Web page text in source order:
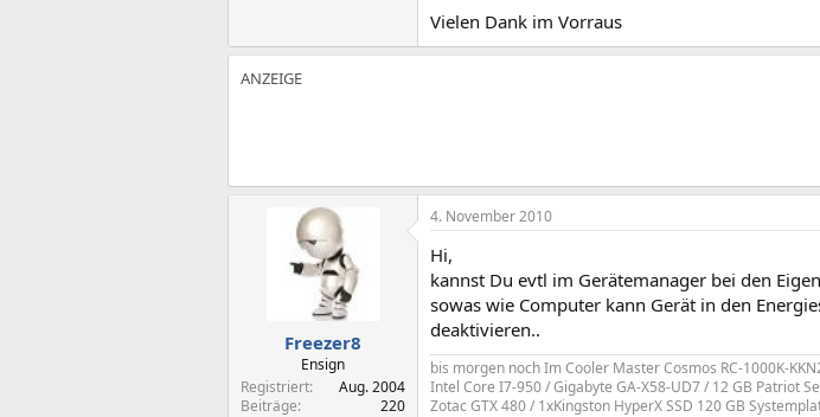
Vielen Dank im Vorraus
Freezer8
Ensign
Registriert
Aug. 2004
Beiträge
220
4. November 2010
Hi,
kannst Du evtl im Gerätemanager bei den
sowas wie Computer kann Gerät in den
deaktivieren..
bis morgen noch Im Cooler Master Cosmos RC-1000K-
Intel Core I7-950 / Gigabyte GA-X58-UD7 / 12 GB Patriot
Zotac GTX 480 / 1xKingston HyperX SSD 120 GB